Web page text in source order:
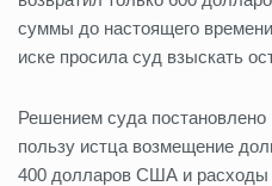
суммы до настоящего
иске просила суд взыскать
Решением суда постановлено
пользу истца возмещение
400 долларов США и расходы